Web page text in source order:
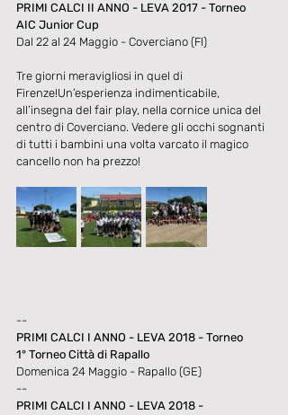
PRIMI CALCI II ANNO - LEVA 2017 - Torneo
AIC Junior Cup
Dal 22 al 24 Maggio - Coverciano (FI)
Tre giorni meravigliosi in quel di
Firenze!Un’esperienza indimenticabile,
all’insegna del fair play, nella cornice unica del
centro di Coverciano. Vedere gli occhi sognanti
di tutti i bambini una volta varcato il magico
cancello non ha prezzo!
--
PRIMI CALCI I ANNO - LEVA 2018 - Torneo
1° Torneo Città di Rapallo
Domenica 24 Maggio - Rapallo (GE)
--
PRIMI CALCI I ANNO - LEVA 2018 -